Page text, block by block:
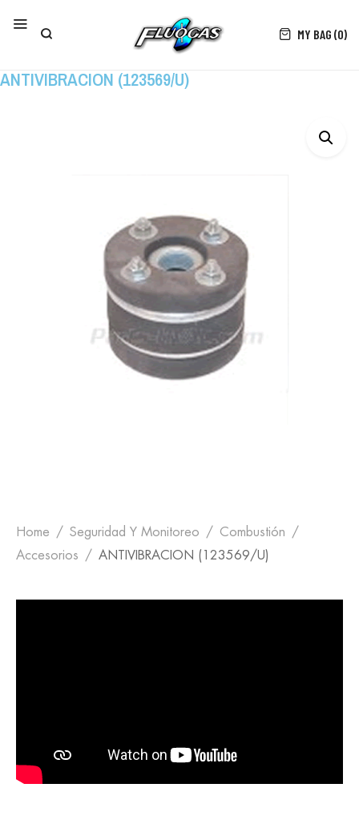
MY BAG (0)
ANTIVIBRACION (123569/U)
Home Seguridad Y Monitoreo
Combustión
Accesorios
ANTIVIBRACION (123569/U)